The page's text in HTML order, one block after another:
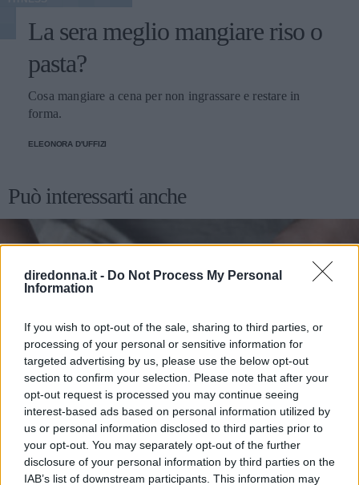
diredonna.it - Do Not Process My Personal
Information
If you wish to opt-out of the sale, sharing to third parties, or
processing of your personal or sensitive information for
targeted advertising by us, please use the below opt-out
section to confirm your selection. Please note that after your
opt-out request is processed you may continue seeing
interest-based ads based on personal information utilized by
us or personal information disclosed to third parties prior to
your opt-out. You may separately opt-out of the further
disclosure of your personal information by third parties on the
IAB’s list of downstream participants. This information may
La sera meglio mangiare riso o
pasta?
Cosa mangiare a cena per non ingrassare e restare in
forma.
ELEONORA D'UFFIZI
Può interessarti anche